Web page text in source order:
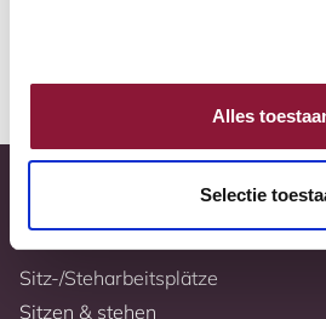
Alles
Selectie
Sitz-/Steharbeitsplätze
Sitzen & stehen